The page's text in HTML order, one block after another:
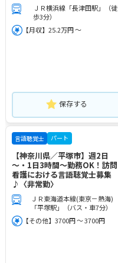
ＪＲ横浜線「長津田駅」（徒
歩3分）
【月収】25.2万円 ～
保存する
言語聴覚士 パート
【神奈川県／平塚市】週2日
～・1日3時間～勤務OK！訪問
看護における言語聴覚士募集
♪〈非常勤〉
ＪＲ東海道本線(東京－熱海)
「平塚駅」（バス・車7分）
【その他】3700円 ～ 3700円